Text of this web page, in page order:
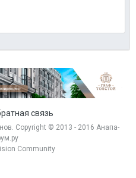
связь
. Copyright © 2013 - 2016 Анапа-
Community